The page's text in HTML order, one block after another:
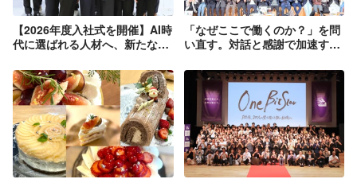
【2026年度入社式を開催】AI時
代に選ばれる人材へ、新たな一
「なぜここで働くのか？」を問
い直す。対話と感謝で加速する
Meet Up !!」を開催しました！